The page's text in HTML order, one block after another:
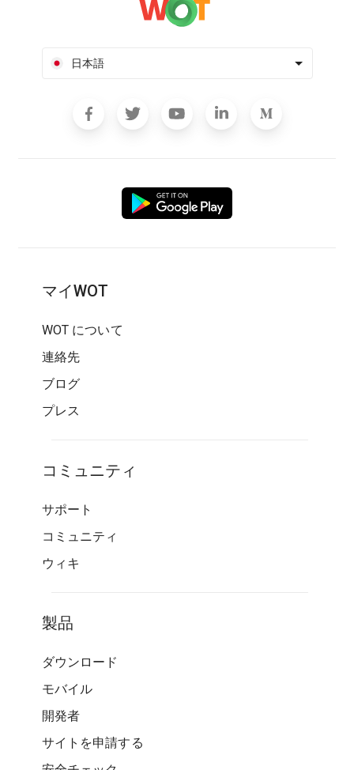
日本語
マイWOT
WOT について
連絡先
ブログ
プレス
コミュニティ
サポート
コミュニティ
ウィキ
製品
ダウンロード
モバイル
開発者
サイトを申請する